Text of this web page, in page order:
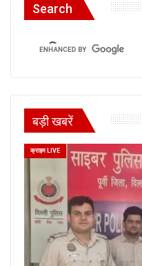
Search
बड़ी खबरें
क्राइम LIVE